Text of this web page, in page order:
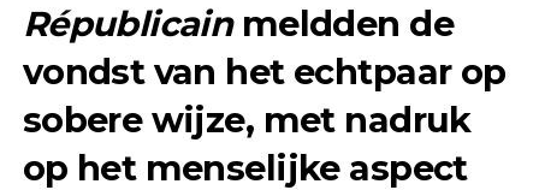
Républicainmeldden de
vondst van het echtpaar op
sobere wijze, met nadruk
op het menselijke aspect